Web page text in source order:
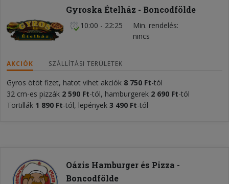
Gyroska Ételház - Boncodfölde
10:00 - 22:25
Min. rendelés
nincs
AKCIÓK SZÁLLÍTÁSI TERÜLETEK
Gyros ötöt fizet, hatot vihet akciók 8 750 Ft-tól
32 cm-es pizzák 2 590 Ft-tól, hamburgerek 2 690 Ft-tól
Tortillák 1 890 Ft-tól, lepények 3 490 Ft-tól
Oázis Hamburger és Pizza -
Boncodfölde